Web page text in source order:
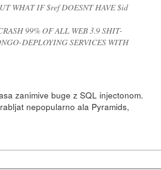
WHAT IF $ref DOESNT HAVE $id
99% OF ALL WEB 3.9 SHIT-
DEPLOYING SERVICES WITH
zanimive buge z SQL injectonom.
nepopularno ala Pyramids,